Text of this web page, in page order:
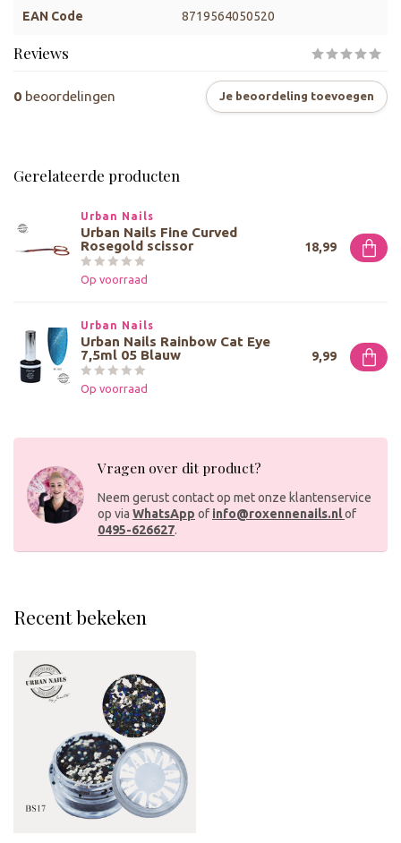
EAN Code 8719564050520
Reviews
0 beoordelingen Je beoordeling toevoegen
Gerelateerde producten
Urban Nails
Urban Nails Fine Curved
Rosegold scissor
Op voorraad
18,99
Urban Nails
Urban Nails Rainbow Cat Eye
7,5ml 05 Blauw
Op voorraad
9,99
Vragen over dit product?
Neem gerust contact op met onze klantenservice
op via WhatsApp of info@roxennenails.nlof
0495-626627.
Recent bekeken